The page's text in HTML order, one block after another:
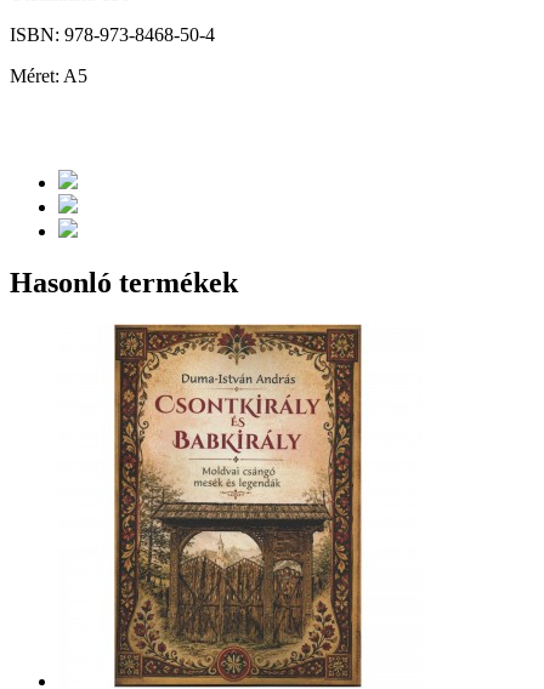
ISBN: 978-973-8468-50-4
Méret: A5
Hasonló termékek